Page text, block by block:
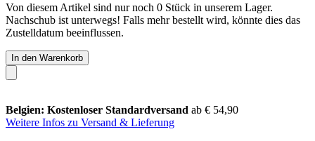
Von diesem Artikel sind nur noch 0 Stück in unserem Lager.
Nachschub ist unterwegs! Falls mehr bestellt wird, könnte dies das
Zustelldatum beeinflussen.
In den Warenkorb
Belgien: Kostenloser Standardversand ab € 54,90
Weitere Infos zu Versand & Lieferung